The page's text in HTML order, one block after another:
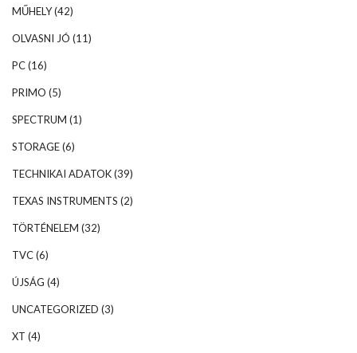
MŰHELY(42)
OLVASNI JÓ (11)
PC(16)
PRIMO (5)
SPECTRUM (1)
STORAGE(6)
TECHNIKAI ADATOK(39)
TEXAS INSTRUMENTS (2)
TÖRTÉNELEM (32)
TVC(6)
ÚJSÁG (4)
UNCATEGORIZED (3)
XT (4)